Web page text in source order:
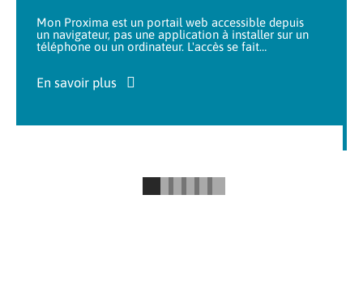
Mon Proxima est un portail web accessible depuis
un navigateur, pas une application à installer sur un
téléphone ou un ordinateur. L'accès se fait…
En savoir plus